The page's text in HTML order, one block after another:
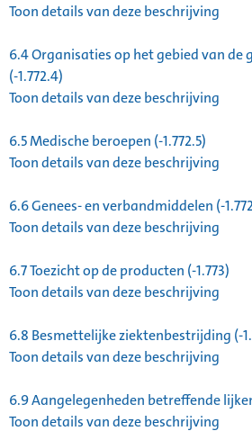
Toon details van deze beschrijving
6.4Organisaties op het gebied van de
(-1.772.4)
Toon details van deze beschrijving
6.5Medische beroepen (-1.772.5)
Toon details van deze beschrijving
6.6Genees- en verbandmiddelen (-
Toon details van deze beschrijving
6.7Toezicht op de producten (-1.773)
Toon details van deze beschrijving
6.8 Besmettelijke ziektenbestrijding (-
Toon details van deze beschrijving
6.9Aangelegenheden betreffende
Toon details van deze beschrijving